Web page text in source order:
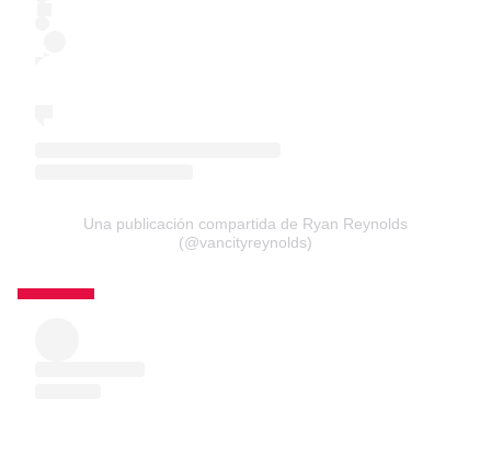
Una publicación compartida de Ryan Reynolds
(@vancityreynolds)